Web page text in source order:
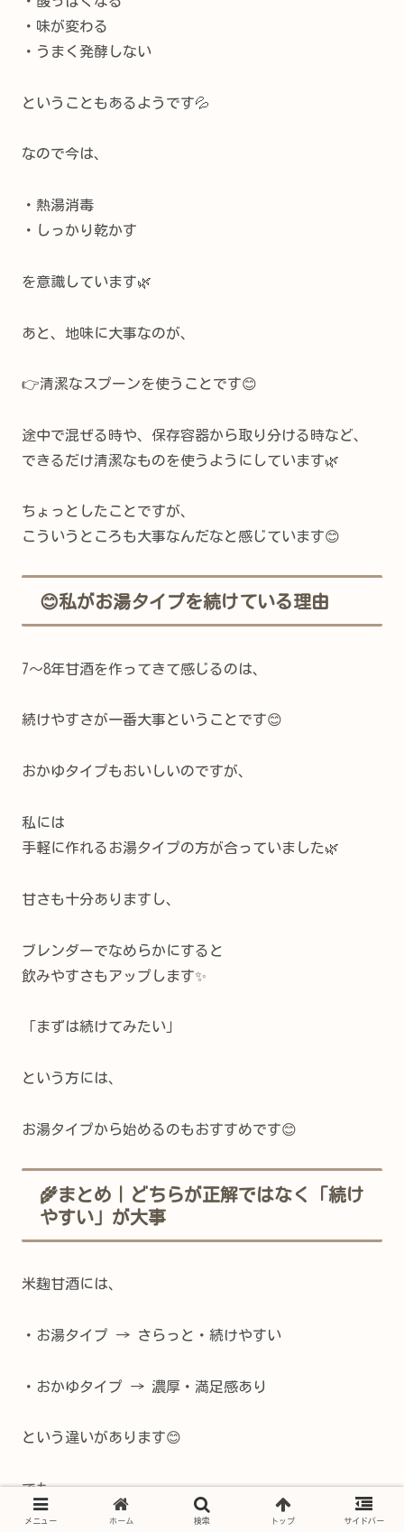
・味が変わる
・うまく発酵しない
ということもあるようです💦
なので今は、
・熱湯消毒
・しっかり乾かす
を意識しています🌿
あと、地味に大事なのが、
👉清潔なスプーンを使うことです😊
途中で混ぜる時や、保存容器から取り分ける時など、
できるだけ清潔なものを使うようにしています🌿
ちょっとしたことですが、
こういうところも大事なんだなと感じています😊
😊私がお湯タイプを続けている理由
7〜8年甘酒を作ってきて感じるのは、
続けやすさが一番大事ということです😊
おかゆタイプもおいしいのですが、
私には
手軽に作れるお湯タイプの方が合っていました🌿
甘さも十分ありますし、
ブレンダーでなめらかにすると
飲みやすさもアップします✨
「まずは続けてみたい」
という方には、
お湯タイプから始めるのもおすすめです😊
🌾まとめ｜どちらが正解ではなく「続け
やすい」が大事
米麹甘酒には、
・お湯タイプ → さらっと・続けやすい
・おかゆタイプ → 濃厚・満足感あり
という違いがあります😊
でも、
メニュー ホーム 検索 トップ サイドバー